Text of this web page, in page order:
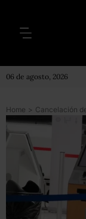
06 de agosto, 2026
Home >